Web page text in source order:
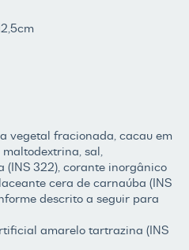
vegetal fracionada, cacau em
maltodextrina, sal,
(INS 322), corante inorgânico
cera de carnaúba (INS
descrito a seguir para
amarelo tartrazina (INS